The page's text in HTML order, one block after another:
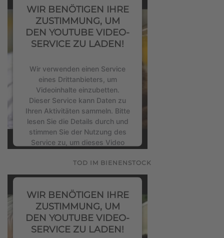
Akzeptieren
powered by Usercentrics
Consent Management Platform
& eRecht24
WIR BENÖTIGEN IHRE
ZUSTIMMUNG, UM
DEN YOUTUBE VIDEO-
SERVICE ZU LADEN!
Wir verwenden einen Service
eines Drittanbieters, um
Videoinhalte einzubetten.
Dieser Service kann Daten zu
Ihren Aktivitäten sammeln. Bitte
lesen Sie die Details durch und
stimmen Sie der Nutzung des
Service zu, um dieses Video
Mehr Informationen
Akzeptieren
powered byUsercentrics
Consent Management Platform
TOD IM BIENENSTOCK
WIR BENÖTIGEN IHRE
ZUSTIMMUNG, UM
DEN YOUTUBE VIDEO-
SERVICE ZU LADEN!